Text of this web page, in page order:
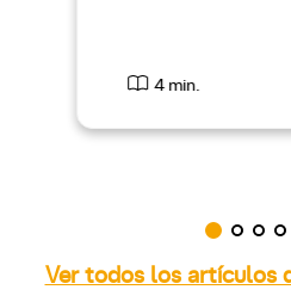
4 min.
Ver todos los artículos